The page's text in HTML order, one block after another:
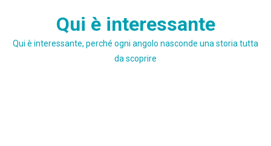
Qui è interessante
Qui è interessante, perché ogni angolo nasconde una storia tutta
da scoprire